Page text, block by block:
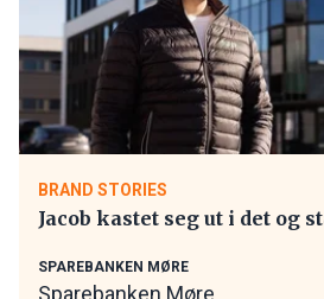
BRAND STORIES
Jacob kastet seg ut i det og
SPAREBANKEN MØRE
Sparebanken Møre